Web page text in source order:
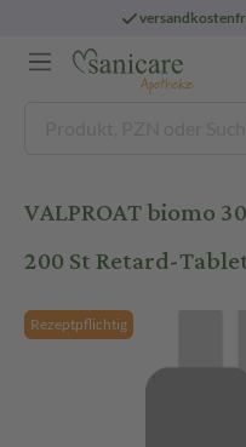
VALPROAT biomo
200 St Retard-
Rezeptpflichtig